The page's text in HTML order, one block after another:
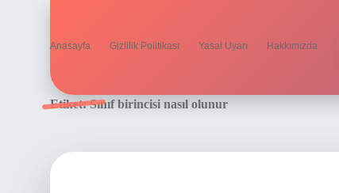
Anasayfa Gizlilik Politikası Yasal Uyarı Hakkımızda
Etiket:Sınıf birincisi nasıl olunur